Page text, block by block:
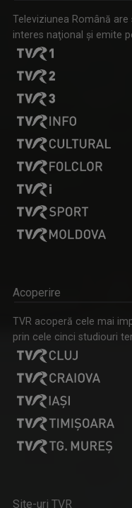
NATURĂ ŞI AVENTURĂ
O călătorie fascinantă prin
PAUL SURUGIU - FUEGO
Artist de succes, cu mare
Cristina Soare e jurnalista
„TVR este un vis devenit
Televiziunea Română
interes naţional şi emite
Acoperire
TVR acoperă cele mai
prin cele cinci studiouri
Site-uri TVR